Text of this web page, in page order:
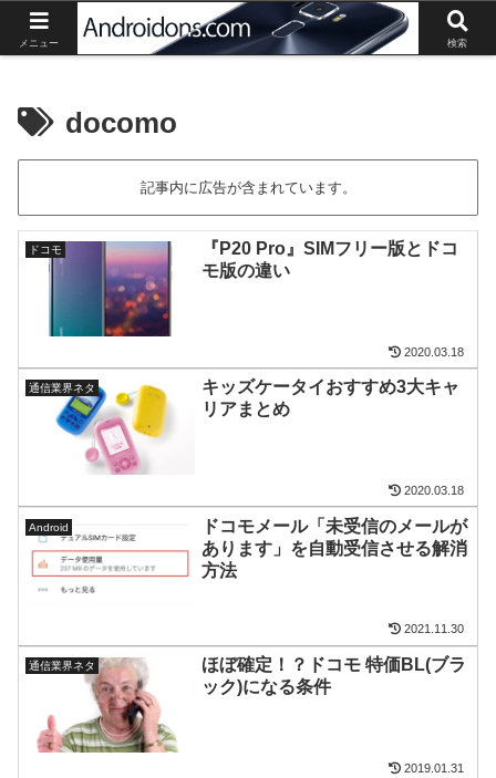
Androidスマートフォン、タブレットの最新情報や活用方法の紹介。
docomo
記事内に広告が含まれています。
ドコモ
『P20 Pro』SIMフリー版とドコ
モ版の違い
2020.03.18
通信業界ネタ
キッズケータイおすすめ3大キャ
リアまとめ
2020.03.18
Android
ドコモメール「未受信のメールが
あります」を自動受信させる解消
方法
2021.11.30
通信業界ネタ
ほぼ確定！？ドコモ 特価BL(ブラ
ック)になる条件
2019.01.31
メニュー 検索